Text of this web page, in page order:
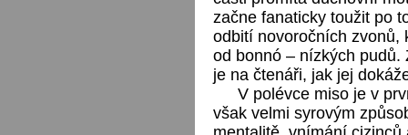
začne fanaticky toužit po
odbití novoročních zvonů,
od bonnó – nízkých pudů.
je na čtenáři, jak jej
V polévce miso je v
však velmi syrovým